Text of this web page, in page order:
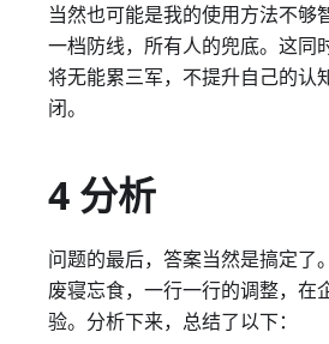
当然也可能是我的使用方法不
一档防线，所有人的兜底。这同
将无能累三军，不提升自己的认
闭。
4 分析
问题的最后，答案当然是搞定了
废寝忘食，一行一行的调整，在
验。分析下来，总结了以下：